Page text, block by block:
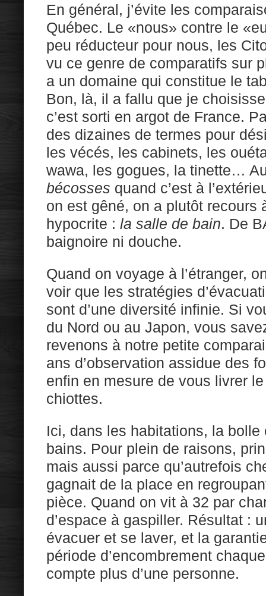
En général, j’évite les
Québec. Le «nous» contre le
peu réducteur pour nous, les
vu ce genre de comparatifs sur
a un domaine qui constitue le
Bon, là, il a fallu que je
c’est sorti en argot de France.
des dizaines de termes pour
les vécés, les cabinets, les
wawa, les gogues, la tinette…
bécosses quand c’est à
on est gêné, on a plutôt recours
hypocrite : la salle de bain. De
baignoire ni douche.
Quand on voyage à l’étranger,
voir que les stratégies
sont d’une diversité infinie. Si
du Nord ou au Japon, vous
revenons à notre petite
ans d’observation assidue des
enfin en mesure de vous livrer
chiottes.
Ici, dans les habitations, la
bains. Pour plein de raisons,
mais aussi parce qu’autrefois
gagnait de la place en
pièce. Quand on vit à 32 par
d’espace à gaspiller. Résultat :
évacuer et se laver, et la
période d’encombrement
compte plus d’une personne.